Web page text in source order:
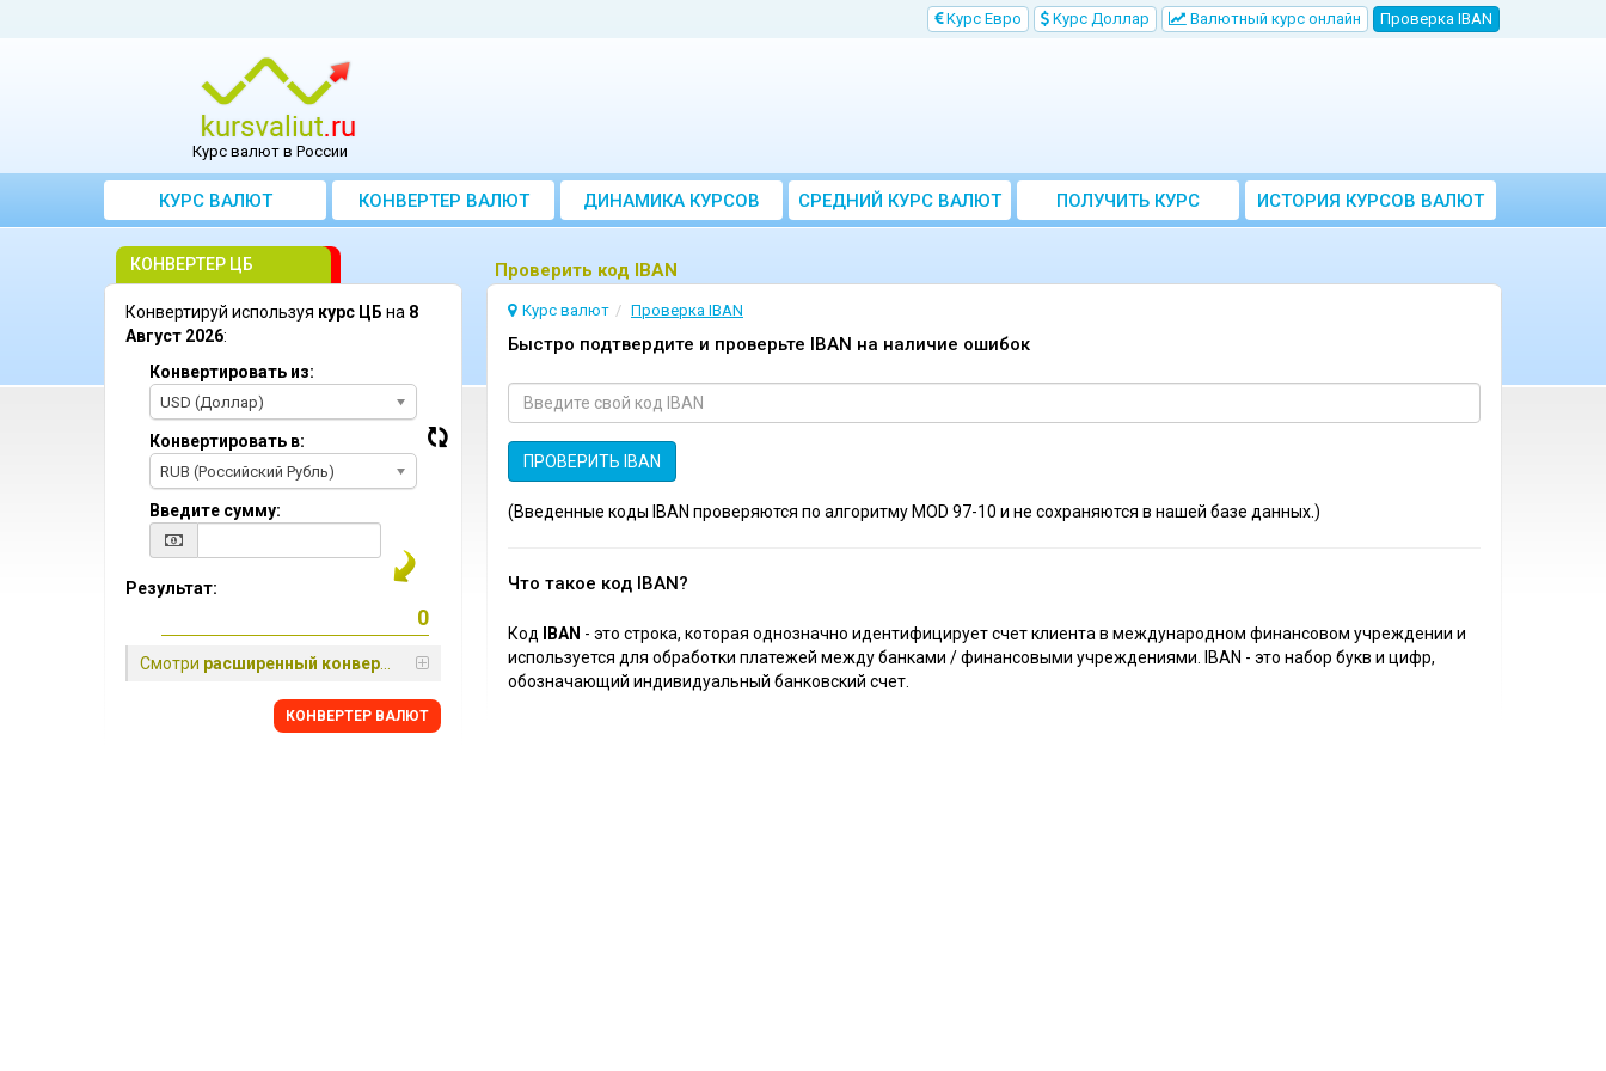
Kурс Евро Kурс Доллар Bалютный курс онлайн Проверка IBAN
Курс валют в России
КУРС ВАЛЮТ КОНВЕРТЕР ВАЛЮТ ДИНАМИКА КУРСОВ
CРЕДНИЙ КУРС ВАЛЮТ
ЗА МЕСЯЦ
ПОЛУЧИТЬ КУРС
ВАЛЮТ ЦБ
ИСТОРИЯ КУРСОВ ВАЛЮТ
ЦБ РФ
Проверить код IBAN
Курс валют Проверка IBAN
Быстро подтвердите и проверьте IBAN на наличие ошибок
(Введенные коды IBAN проверяются по алгоритму MOD 97-10 и не сохраняются в нашей базе данных.)
Что такое код IBAN?
Код IBAN - это строка, которая однозначно идентифицирует счет клиента в международном финансовом учреждении и
используется для обработки платежей между банками / финансовыми учреждениями. IBAN - это набор букв и цифр,
обозначающий индивидуальный банковский счет.
КОНВЕРТЕР ЦБ
Конвертируй используя курс ЦБ на 8
Август 2026:
Конвертировать из:
USD (Доллар)
Конвертировать в:
RUB (Российский Рубль)
Введите сумму:
Результат:
Смотри расширенный конвертер
КОНВЕРТЕР ВАЛЮТ